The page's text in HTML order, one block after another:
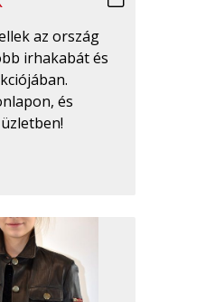
az ország
irhakabát és
és